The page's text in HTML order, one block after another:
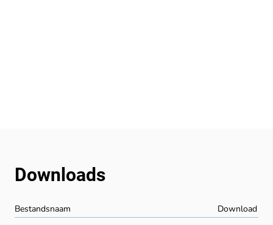
Bestandsnaam Download
Downloads